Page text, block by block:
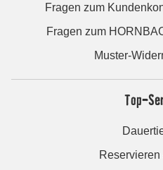
Fragen zum
Fragen zum
Muster-
Top-